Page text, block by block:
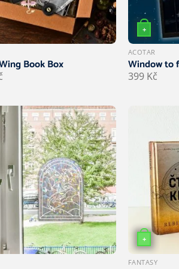
má více variant. Možnosti lze
Book Box
+
ACOTAR
Window to
399 Kč
+
FANTASY